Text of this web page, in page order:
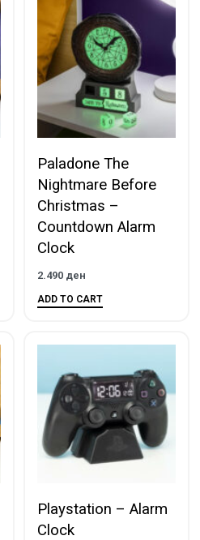
Paladone The
Nightmare Before
Christmas –
Countdown Alarm
Clock
2.490 ден
ADD TO CART
Playstation – Alarm
Clock